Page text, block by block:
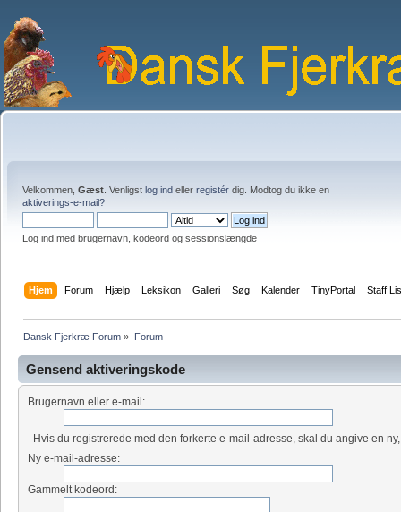
Velkommen, Gæst . Venligst log ind eller registér dig. Modtog du ikke en
aktiverings-e-mail?
Log ind med brugernavn, kodeord og sessionslængde
Hjem Forum Hjælp Leksikon Galleri Søg Kalender TinyPortal Staff
Dansk Fjerkræ Forum » Forum
Gensend aktiveringskode
Brugernavn eller e-mail:
Hvis du registrerede med den forkerte e-mail-adresse, skal du angive en
Ny e-mail-adresse:
Gammelt kodeord: